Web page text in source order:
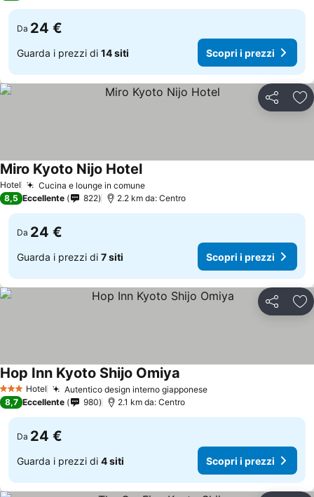
Da 24 €
Guarda i prezzi di 14 siti Scopri i prezzi
Condividi
Hotel Cucina e lounge in comune
Miro Kyoto Nijo Hotel
8,5 Eccellente 822 2.2 km da: Centro
Da 24 €
Guarda i prezzi di 7 siti Scopri i prezzi
Condividi
3 StelleHotel Autentico design interno giapponese
Hop Inn Kyoto Shijo Omiya
8,7 Eccellente 980 2.1 km da: Centro
Da 24 €
Guarda i prezzi di 4 siti Scopri i prezzi